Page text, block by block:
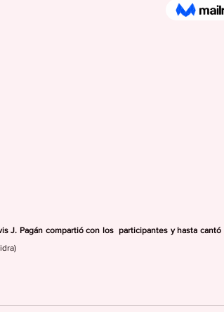
J. Pagán compartió con los  participantes y hasta